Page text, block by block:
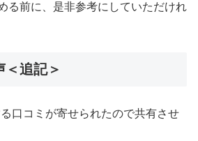
る前に、是非参考にしていただけれ
＜追記＞
口コミが寄せられたので共有させ